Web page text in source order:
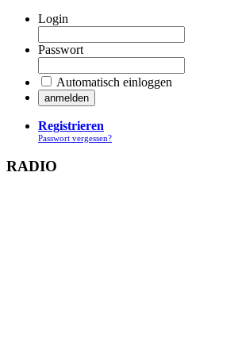
Login
Passwort
Automatisch einloggen
Registrieren
Passwort vergessen?
RADIO